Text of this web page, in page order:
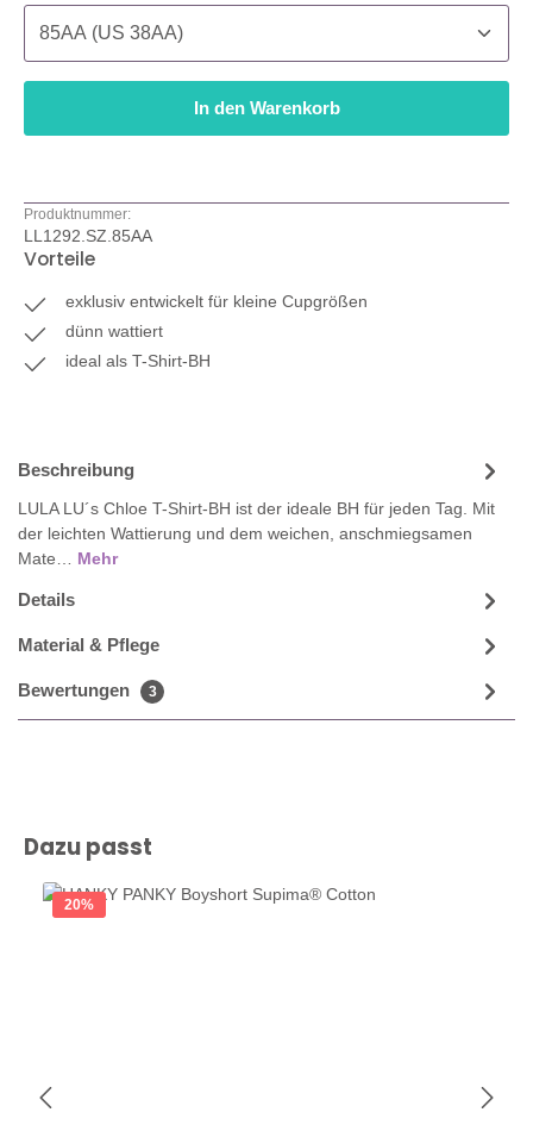
In den Warenkorb
Produktnummer:
LL1292.SZ.85AA
Vorteile
exklusiv entwickelt für kleine Cupgrößen
dünn wattiert
ideal als T-Shirt-BH
Beschreibung
LULA LU´s Chloe T-Shirt-BH ist der ideale BH für jeden Tag. Mit
der leichten Wattierung und dem weichen, anschmiegsamen
Mate… Mehr
Details
Material & Pflege
Bewertungen 3
Produktgalerie überspringen
Dazu passt
20%